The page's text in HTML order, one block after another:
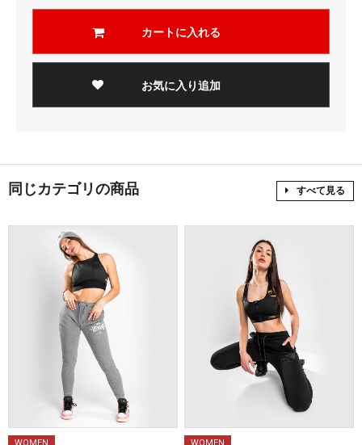
カートに入れる
お気に入り追加
同じカテゴリの商品 すべて見る
WOMEN WOMEN